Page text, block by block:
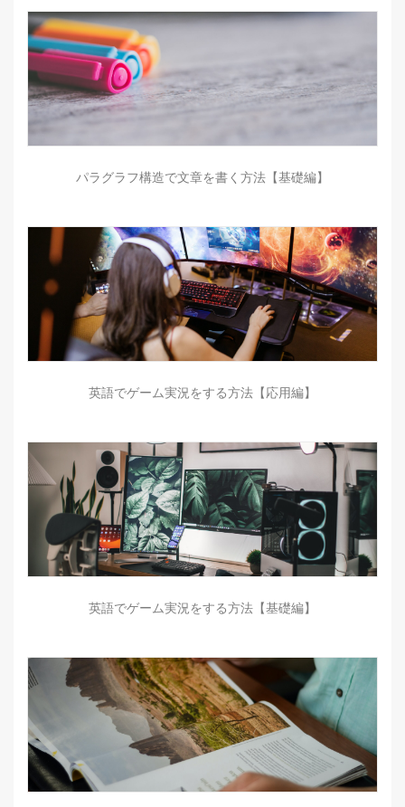
パラグラフ構造で文章を書く方法【基礎編】
英語でゲーム実況をする方法【応用編】
英語でゲーム実況をする方法【基礎編】